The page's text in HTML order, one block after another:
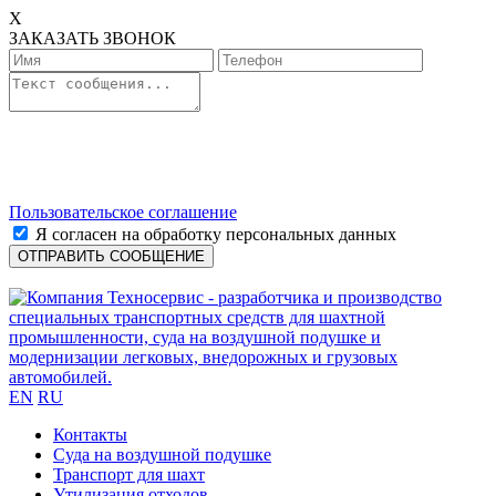
X
ЗАКАЗАТЬ ЗВОНОК
Пользовательское соглашение
Я согласен на обработку персональных данных
EN RU
Контакты
Cуда на воздушной подушке
Транспорт для шахт